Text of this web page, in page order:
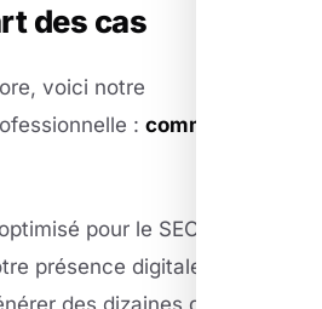
des cas
voici notre
: commencez
pour le SEO local
présence digitale en
des dizaines de